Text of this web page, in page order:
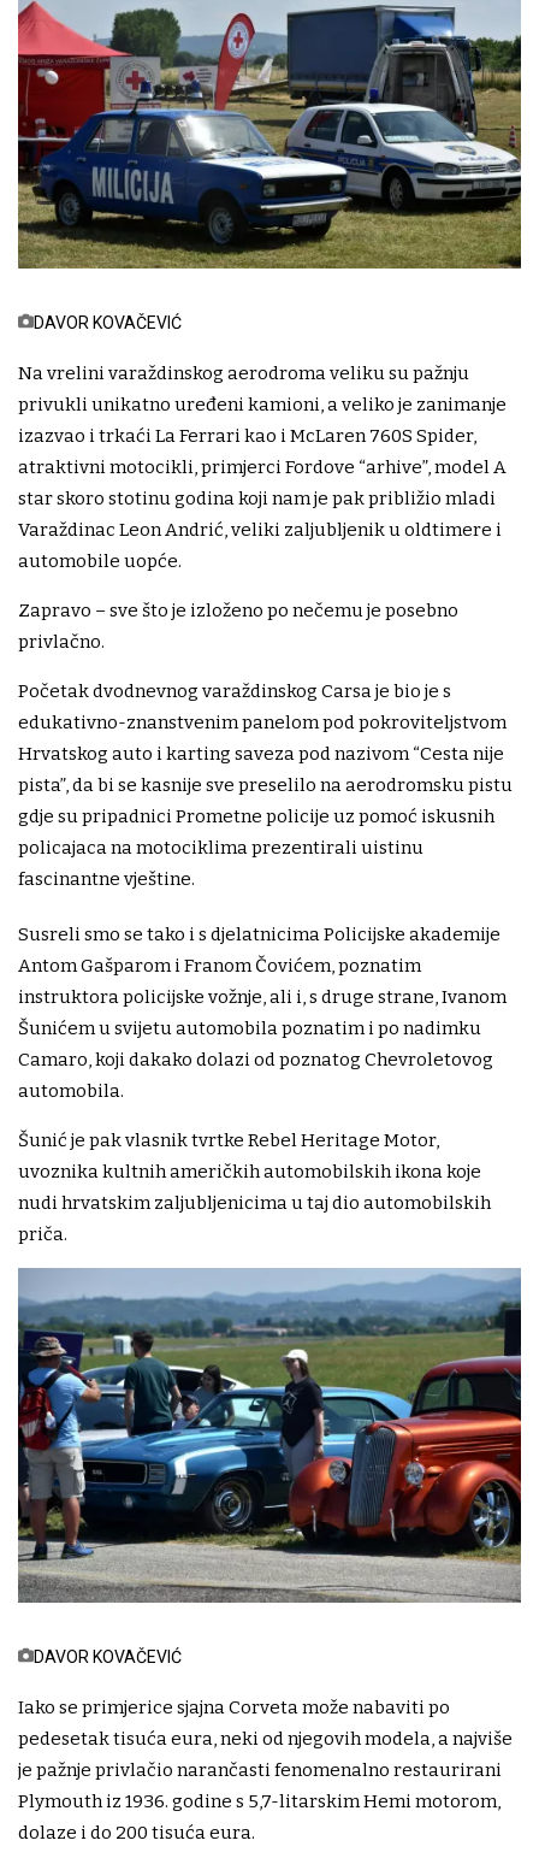
DAVOR KOVAČEVIĆ
Na vrelini varaždinskog aerodroma veliku su pažnju
privukli unikatno uređeni kamioni, a veliko je zanimanje
izazvao i trkaći La Ferrari kao i McLaren 760S Spider,
atraktivni motocikli, primjerci Fordove “arhive”, model A
star skoro stotinu godina koji nam je pak približio mladi
Varaždinac Leon Andrić, veliki zaljubljenik u oldtimere i
automobile uopće.
Zapravo – sve što je izloženo po nečemu je posebno
privlačno.
Početak dvodnevnog varaždinskog Carsa je bio je s
edukativno-znanstvenim panelom pod pokroviteljstvom
Hrvatskog auto i karting saveza pod nazivom “Cesta nije
pista”, da bi se kasnije sve preselilo na aerodromsku pistu
gdje su pripadnici Prometne policije uz pomoć iskusnih
policajaca na motociklima prezentirali uistinu
fascinantne vještine.
Susreli smo se tako i s djelatnicima Policijske akademije
Antom Gašparom i Franom Čovićem, poznatim
instruktora policijske vožnje, ali i, s druge strane, Ivanom
Šunićem u svijetu automobila poznatim i po nadimku
Camaro, koji dakako dolazi od poznatog Chevroletovog
automobila.
Šunić je pak vlasnik tvrtke Rebel Heritage Motor,
uvoznika kultnih američkih automobilskih ikona koje
nudi hrvatskim zaljubljenicima u taj dio automobilskih
priča.
DAVOR KOVAČEVIĆ
Iako se primjerice sjajna Corveta može nabaviti po
pedesetak tisuća eura, neki od njegovih modela, a najviše
je pažnje privlačio narančasti fenomenalno restaurirani
Plymouth iz 1936. godine s 5,7-litarskim Hemi motorom,
dolaze i do 200 tisuća eura.